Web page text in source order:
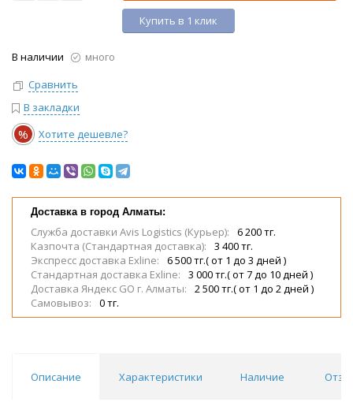
Купить в 1 клик
В наличии
много
Сравнить
В закладки
% Хотите дешевле?
Доставка в город Алматы:
Служба доставки Avis Logistics (Курьер):
6 200 тг.
Казпочта (Стандартная доставка):
3 400 тг.
Экспресс доставка Exline:
6 500 тг.( от 1 до 3 дней )
Стандартная доставка Exline:
3 000 тг.( от 7 до 10 дней )
Доставка Яндекс GO г. Алматы:
2 500 тг.( от 1 до 2 дней )
Самовывоз:
0 тг.
Описание Характеристики Наличие